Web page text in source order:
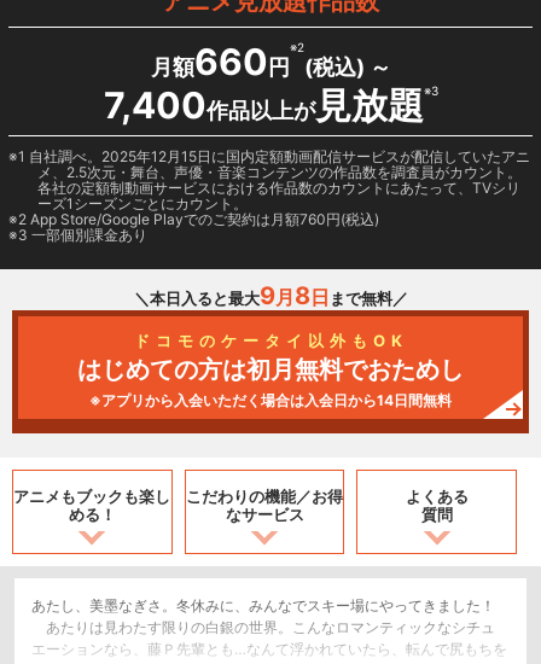
月額660 円
※2
(税込) ～
7,400作品以上が見放題※3
1 自社調べ。2025年12月15日に国内定額動画配信サービスが配信していたアニ
メ、2.5次元・舞台、声優・音楽コンテンツの作品数を調査員がカウント。
各社の定額制動画サービスにおける作品数のカウントにあたって、TVシリ
ーズ1シーズンごとにカウント。
2 App Store/Google Playでのご契約は月額760円(税込)
3 一部個別課金あり
＼本日入ると最大9月 8日 まで無料／
ドコモのケータイ以外もOK
はじめての方は初月無料でおためし
※アプリから入会いただく場合は入会日から14日間無料
アニメもブックも楽し
める！
こだわりの機能／お得
なサービス
よくある
質問
あたし、美墨なぎさ。冬休みに、みんなでスキー場にやってきました！
あたりは見わたす限りの白銀の世界。こんなロマンティックなシチュ
エーションなら、藤Ｐ先輩とも…なんて浮かれていたら、転んで尻もちを